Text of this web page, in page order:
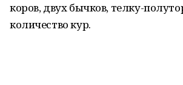
коров, двух бычков, телку-
количество кур.